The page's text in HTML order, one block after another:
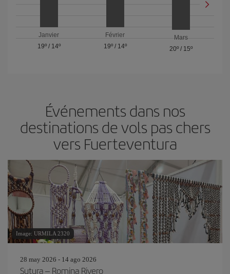
Janvier
19º/ 14º
Février
19º/ 14º
Mars
20º / 15º
Événements dans nos
destinations de vols pas chers
vers Fuerteventura
Image: URMILA 2320
28 may 2026 - 14 ago 2026
Sutura – Romina Rivero